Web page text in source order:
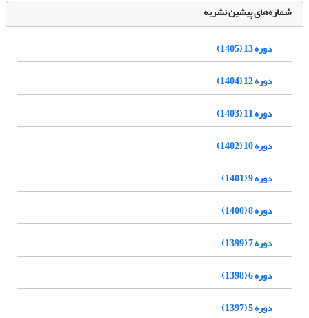
شماره‌های پیشین نشریه
دوره 13 (1405)
دوره 12 (1404)
دوره 11 (1403)
دوره 10 (1402)
دوره 9 (1401)
دوره 8 (1400)
دوره 7 (1399)
دوره 6 (1398)
دوره 5 (1397)